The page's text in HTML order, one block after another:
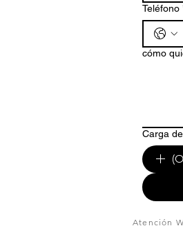
Teléfono
cómo
Carga
Atención